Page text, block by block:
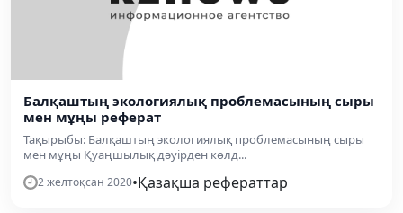
Балқаштың экологиялық проблемасының сыры
мен мұңы реферат
Тақырыбы: Балқаштың экологиялық проблемасының сыры
мен мұңы Қуаңшылық дәуірден көлд...
2 желтоқсан 2020•Қазақша рефераттар